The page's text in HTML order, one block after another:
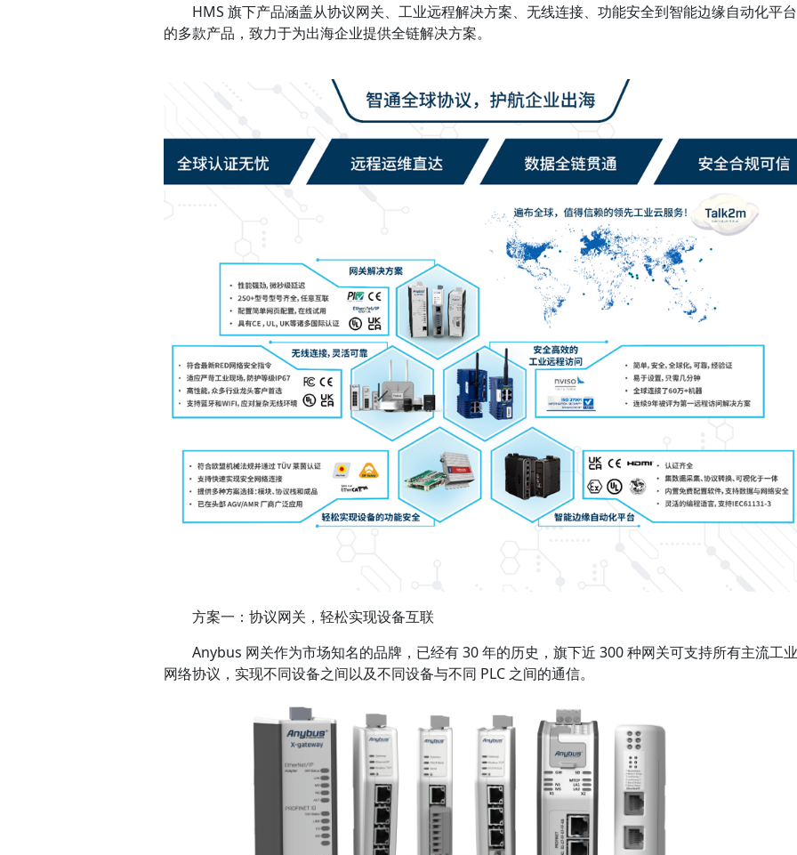
HMS 旗下产品涵盖从协议网关、工业远程解决方案、无线连接、功能安全到智能边缘自动化平台
的多款产品，致力于为出海企业提供全链解决方案。
方案一：协议网关，轻松实现设备互联
Anybus 网关作为市场知名的品牌，已经有 30 年的历史，旗下近 300 种网关可支持所有主流工业
网络协议，实现不同设备之间以及不同设备与不同 PLC 之间的通信。